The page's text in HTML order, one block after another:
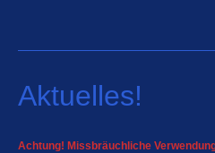
Aktuelles!
Achtung! Missbräuchliche